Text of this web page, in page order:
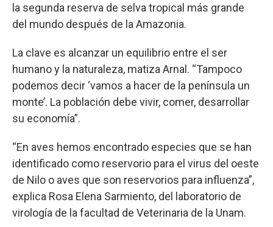
la segunda reserva de selva tropical más grande
del mundo después de la Amazonia.
La clave es alcanzar un equilibrio entre el ser
humano y la naturaleza, matiza Arnal. “Tampoco
podemos decir ‘vamos a hacer de la península un
monte’. La población debe vivir, comer, desarrollar
su economía”.
“En aves hemos encontrado especies que se han
identificado como reservorio para el virus del oeste
de Nilo o aves que son reservorios para influenza”,
explica Rosa Elena Sarmiento, del laboratorio de
virología de la facultad de Veterinaria de la Unam.